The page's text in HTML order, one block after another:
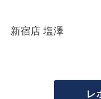
新宿店 塩澤
レ